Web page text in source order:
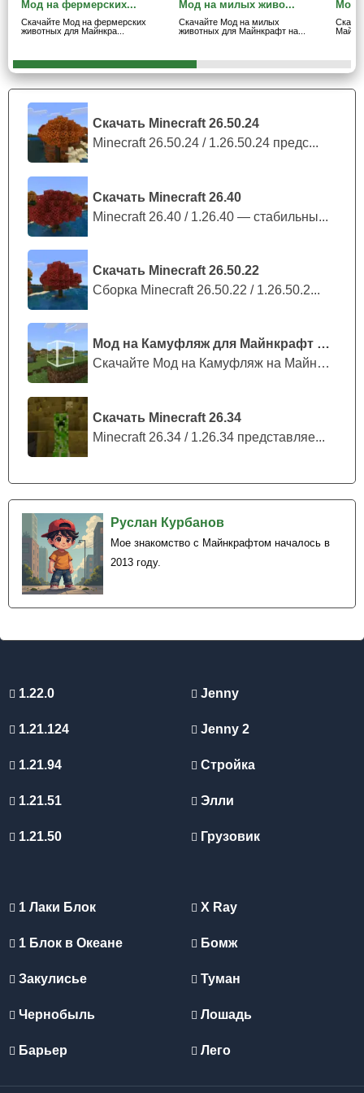
Скачать Minecraft 26.50.24
Minecraft 26.50.24 / 1.26.50.24 предс...
Скачать Minecraft 26.40
Minecraft 26.40 / 1.26.40 — стабильны...
Скачать Minecraft 26.50.22
Сборка Minecraft 26.50.22 / 1.26.50.2...
Мод на Камуфляж для Майнкрафт ПЕ
Скачайте Мод на Камуфляж на Майнкрафт...
Скачать Minecraft 26.34
Minecraft 26.34 / 1.26.34 представляе...
Руслан Курбанов
Мое знакомство с Майнкрафтом началось в
2013 году.
Посевы
Новые семена — это само собой разумеющиеся в моде
на фермерских животных для Майнкрафт ПЕ. Однако не
только этим он может похвастаться. В игру добавляются
различные удобрения, а грядки могут выклевать
и другие птицы. На такой случай есть и пугало.
Панорама главного меню с посевами прилагается
вместе с аддоном.
Мод на фермерских...
Скачайте Мод на фермерских
животных для Майнкра...
Мод на милых живо...
Скачайте Мод на милых
животных для Майнкрафт на...
Мод
1.22.0
1.21.124
1.21.94
1.21.51
1.21.50
Jenny
Jenny 2
Стройка
Элли
Грузовик
1 Лаки Блок
1 Блок в Океане
Закулисье
Чернобыль
Барьер
X Ray
Бомж
Туман
Лошадь
Лего